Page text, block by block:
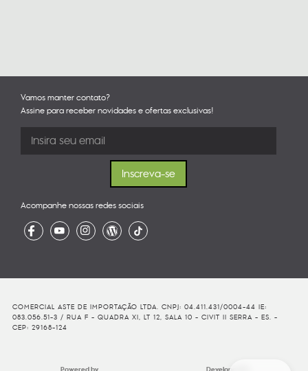
Vamos manter contato?
Assine para receber novidades e ofertas exclusivas!
Acompanhe nossas redes sociais
COMERCIAL ASTE DE IMPORTAÇÃO LTDA. CNPJ: 04.411.431/0004-44 IE:
083.056.51-3 / RUA F - QUADRA XI, LT 12, SALA 10 - CIVIT II SERRA - ES. -
CEP: 29168-124